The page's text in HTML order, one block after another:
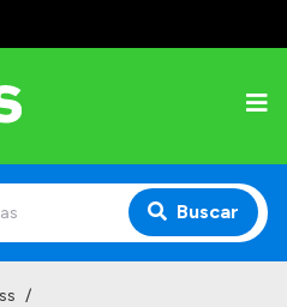
Buscar
/